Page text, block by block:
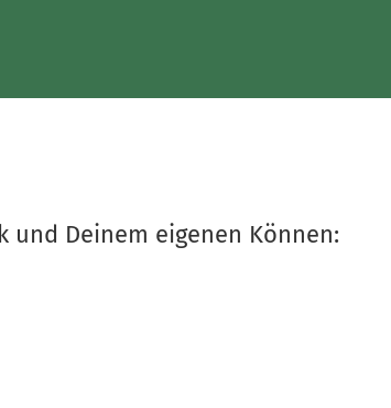
und Deinem eigenen Können: